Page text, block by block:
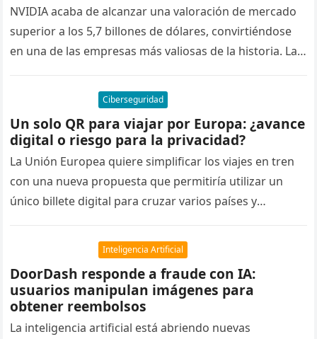
NVIDIA acaba de alcanzar una valoración de mercado
superior a los 5,7 billones de dólares, convirtiéndose
en una de las empresas más valiosas de la historia. La…
Ciberseguridad
Un solo QR para viajar por Europa: ¿avance
digital o riesgo para la privacidad?
La Unión Europea quiere simplificar los viajes en tren
con una nueva propuesta que permitiría utilizar un
único billete digital para cruzar varios países y
Inteligencia Artificial
DoorDash responde a fraude con IA:
usuarios manipulan imágenes para
obtener reembolsos
La inteligencia artificial está abriendo nuevas